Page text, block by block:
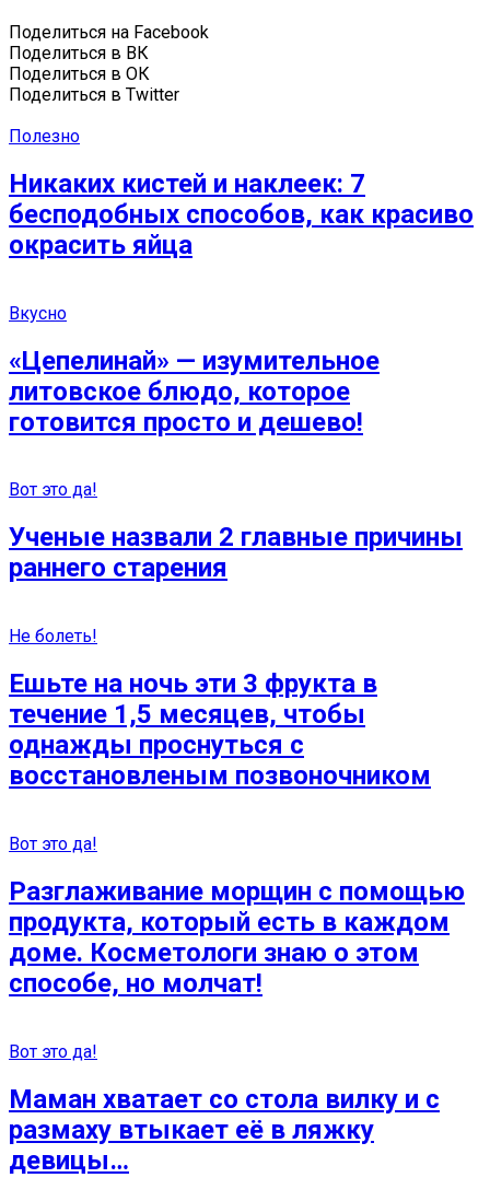
Поделиться на Facebook
Поделиться в ВК
Поделиться в ОК
Поделиться в Twitter
Полезно
Никаких кистей и наклеек: 7
бесподобных способов, как красиво
окрасить яйца
Вкусно
«Цепелинай» — изумительное
литовское блюдо, которое
готовится просто и дешево!
Вот это да!
Ученые назвали 2 главные причины
раннего старения
Не болеть!
Ешьте на ночь эти 3 фрукта в
течение 1,5 месяцев, чтобы
однажды проснуться с
восстановленым позвоночником
Вот это да!
Разглаживание морщин с помощью
продукта, который есть в каждом
доме. Косметологи знаю о этом
способе, но молчат!
Вот это да!
Маман хватает со стола вилку и с
размаху втыкает её в ляжку
девицы…